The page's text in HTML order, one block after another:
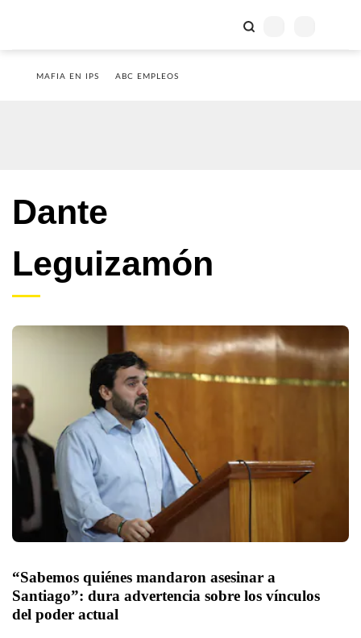
MAFIA EN IPS ABC EMPLEOS
Dante
Leguizamón
“Sabemos quiénes mandaron asesinar a
Santiago”: dura advertencia sobre los vínculos
del poder actual